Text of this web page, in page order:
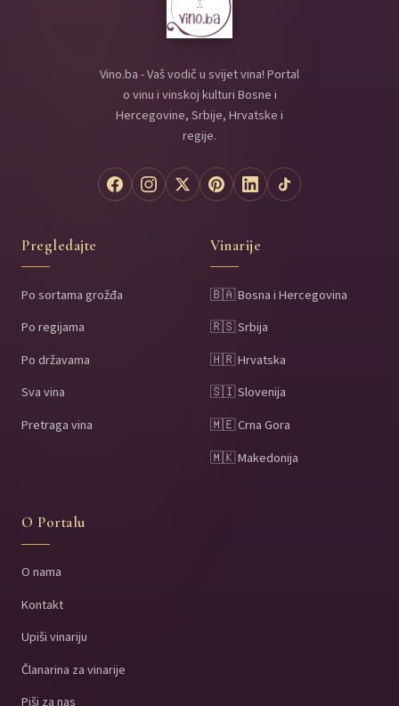
Vino.ba - Vaš vodič u svijet vina! Portal
o vinu i vinskoj kulturi Bosne i
Hercegovine, Srbije, Hrvatske i
regije.
Pregledajte
Po sortama grožđa
Po regijama
Po državama
Sva vina
Pretraga vina
Vinarije
🇧🇦 Bosna i Hercegovina
🇷🇸 Srbija
🇭🇷 Hrvatska
🇸🇮 Slovenija
🇲🇪 Crna Gora
🇲🇰 Makedonija
O Portalu
O nama
Kontakt
Upiši vinariju
Članarina za vinarije